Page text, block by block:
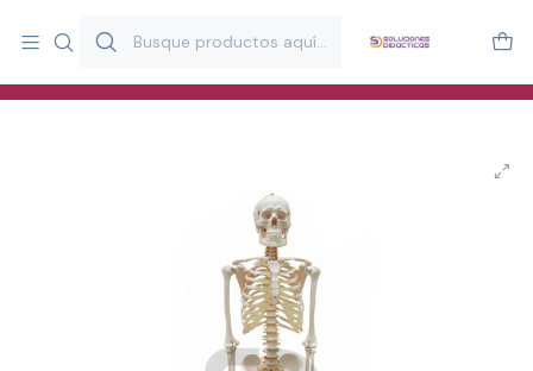
y estimulación infantil en Chile.
Especialistas en recursos educativos para aulas, terapeutas y